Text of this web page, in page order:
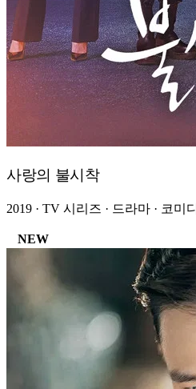
사랑의 불시착
2019 · TV 시리즈 · 드라마 · 코미디
NEW